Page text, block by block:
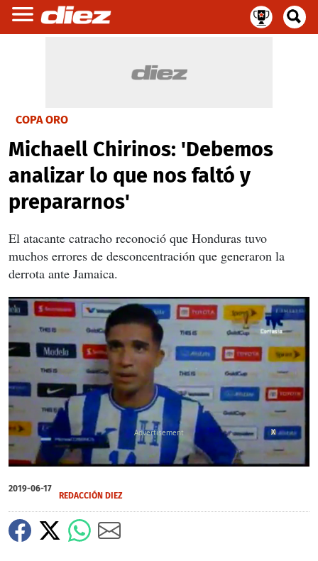
COPA ORO
Michaell Chirinos: 'Debemos
analizar lo que nos faltó y
prepararnos'
El atacante catracho reconoció que Honduras tuvo
muchos errores de desconcentración que generaron la
derrota ante Jamaica.
of
1
seconds
X
2019-06-17
REDACCIÓN DIEZ